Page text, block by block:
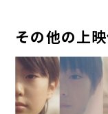
その他の上